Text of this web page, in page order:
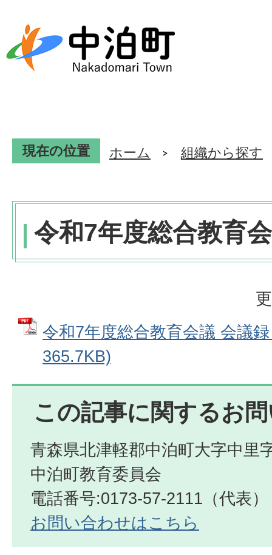
現在の位置 ホーム 組織から探す
令和7年度総合教育
令和7年度総合教育会議 会議
365.7KB)
この記事に関するお
青森県北津軽郡中泊町大字中里
中泊町教育委員会
電話番号:0173-57-2111（代表）
お問い合わせはこちら